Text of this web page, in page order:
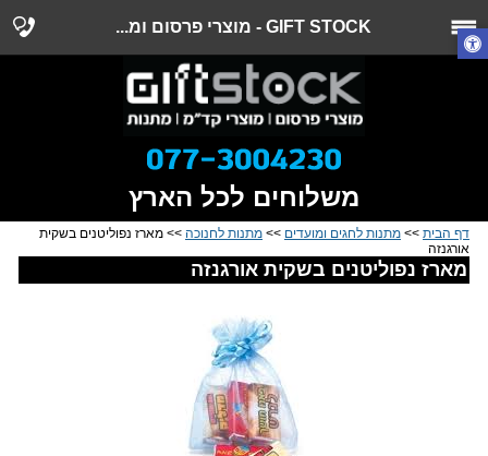
GIFT STOCK - מוצרי פרסום ומ...
משלוחים לכל הארץ
דף הבית >> מתנות לחגים ומועדים >> מתנות לחנוכה >> מארז נפוליטנים בשקית
אורגנזה
מארז נפוליטנים בשקית אורגנזה